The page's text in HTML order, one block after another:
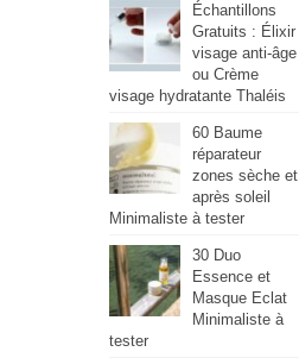
Échantillons
Gratuits : Élixir
visage anti-âge
ou Crème
visage hydratante Thaléis
60 Baume
réparateur
zones sèche et
après soleil
Minimaliste à tester
30 Duo
Essence et
Masque Eclat
Minimaliste à
tester